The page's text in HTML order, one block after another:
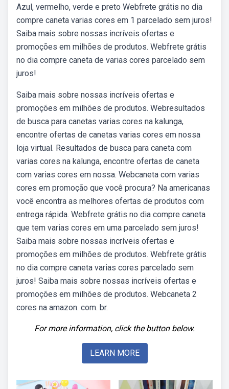
Azul, vermelho, verde e preto Webfrete grátis no dia
compre caneta varias cores em 1 parcelado sem juros!
Saiba mais sobre nossas incríveis ofertas e
promoções em milhões de produtos. Webfrete grátis
no dia compre caneta de varias cores parcelado sem
juros!
Saiba mais sobre nossas incríveis ofertas e
promoções em milhões de produtos. Webresultados
de busca para canetas varias cores na kalunga,
encontre ofertas de canetas varias cores em nossa
loja virtual. Resultados de busca para caneta com
varias cores na kalunga, encontre ofertas de caneta
com varias cores em nossa. Webcaneta com varias
cores em promoção que você procura? Na americanas
você encontra as melhores ofertas de produtos com
entrega rápida. Webfrete grátis no dia compre caneta
que tem varias cores em uma parcelado sem juros!
Saiba mais sobre nossas incríveis ofertas e
promoções em milhões de produtos. Webfrete grátis
no dia compre caneta varias cores parcelado sem
juros! Saiba mais sobre nossas incríveis ofertas e
promoções em milhões de produtos. Webcaneta 2
cores na amazon. com. br.
For more information, click the button below.
LEARN MORE